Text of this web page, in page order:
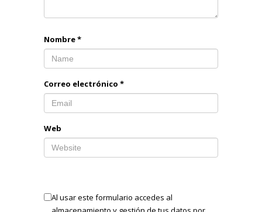
Nombre*
Correo electrónico *
Web
Al usar este formulario accedes al